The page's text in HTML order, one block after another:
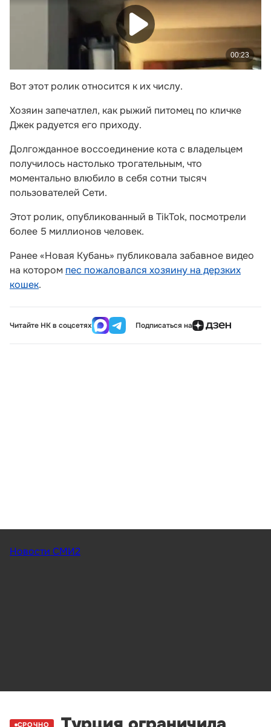
Вот этот ролик относится к их числу.
Хозяин запечатлел, как рыжий питомец по кличке
Джек радуется его приходу.
Долгожданное воссоединение кота с владельцем
получилось настолько трогательным, что
моментально влюбило в себя сотни тысяч
пользователей Сети.
Этот ролик, опубликованный в TikTok, посмотрели
более 5 миллионов человек.
Ранее «Новая Кубань» публиковала забавное видео
на котором пес пожаловался хозяину на дерзких
кошек.
Читайте НК в соцсетях Подписаться на
Новости СМИ2
СРОЧНО